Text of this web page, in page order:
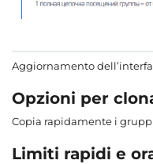
Aggiornamento
Opzioni per
Copia rapidamente i
Limiti rapidi e